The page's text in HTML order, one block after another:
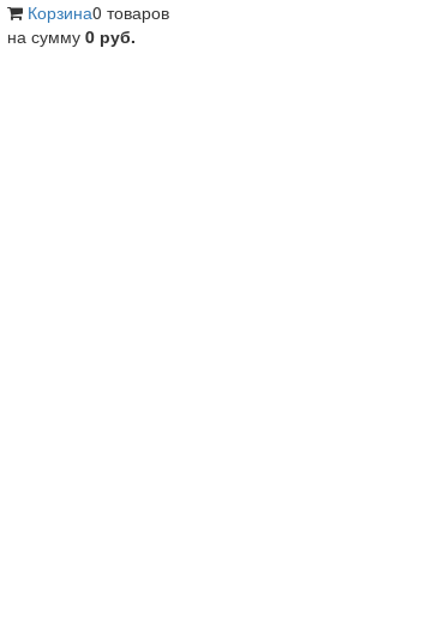
Корзина0 товаров
на сумму 0 руб.